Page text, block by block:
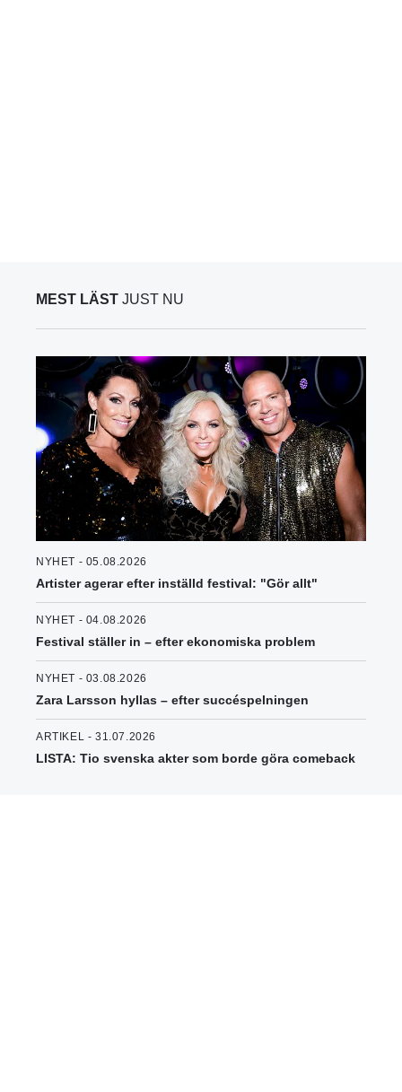
MEST LÄST JUST NU
NYHET - 05.08.2026
Artister agerar efter inställd festival: "Gör allt"
NYHET - 04.08.2026
Festival ställer in – efter ekonomiska problem
NYHET - 03.08.2026
Zara Larsson hyllas – efter succéspelningen
ARTIKEL - 31.07.2026
LISTA: Tio svenska akter som borde göra comeback